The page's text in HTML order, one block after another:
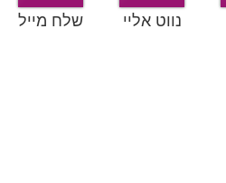
שלח מייל נווט אליי